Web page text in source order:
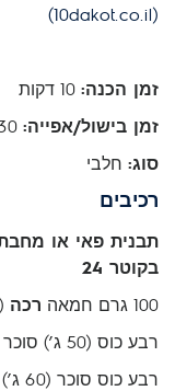
(10dakot.co.il)
זמן הכנה:
זמן בישול/אפייה:
סוג: חלבי
רכיבים
תבנית פאי או
בקוטר 24
100 גרם חמאה
רכה
רבע כוס (50 ג’) סוכר לבן
רבע כוס סוכר (60 ג’) חום כהה דחוס